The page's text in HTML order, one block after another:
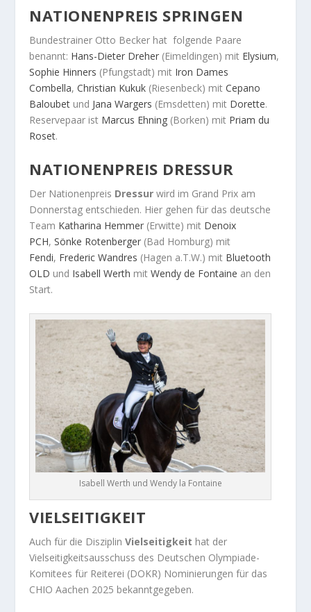
NATIONENPREIS SPRINGEN
Bundestrainer Otto Becker hat folgende Paare
benannt: Hans-Dieter Dreher (Eimeldingen) mit Elysium,
Sophie Hinners (Pfungstadt) mit Iron Dames
Combella,Christian Kukuk (Riesenbeck) mitCepano
Baloubet und Jana Wargers (Emsdetten) mit Dorette.
Reservepaar ist Marcus Ehning (Borken) mit Priam du
Roset.
NATIONENPREIS DRESSUR
Der Nationenpreis Dressurwird im Grand Prix am
Donnerstag entschieden. Hier gehen für das deutsche
Team Katharina Hemmer (Erwitte) mit Denoix
PCH,Sönke Rotenberger (Bad Homburg) mit
Fendi, Frederic Wandres (Hagen a.T.W.) mit Bluetooth
OLD und Isabell Werth mitWendy de Fontaine an den
Start.
Isabell Werth und Wendy la Fontaine
VIELSEITIGKEIT
Auch für die DisziplinVielseitigkeit hat der
Vielseitigkeitsausschuss des Deutschen Olympiade-
Komitees für Reiterei (DOKR) Nominierungen für das
CHIO Aachen 2025 bekanntgegeben.